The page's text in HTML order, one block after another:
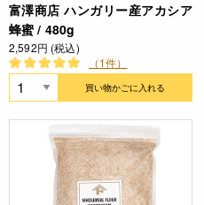
富澤商店 ハンガリー産アカシア
蜂蜜 / 480g
2,592円 (税込)
（1件）
買い物かごに入れる